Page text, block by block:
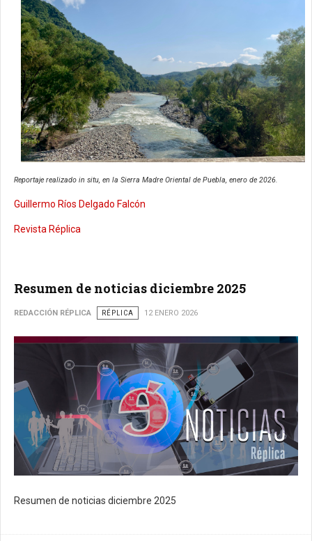
Reportaje realizado in situ, en la Sierra Madre Oriental de Puebla, enero de 2026.
Guillermo Ríos Delgado Falcón
Revista Réplica
Resumen de noticias diciembre 2025
REDACCIÓN RÉPLICA RÉPLICA 12 ENERO 2026
Resumen de noticias diciembre 2025